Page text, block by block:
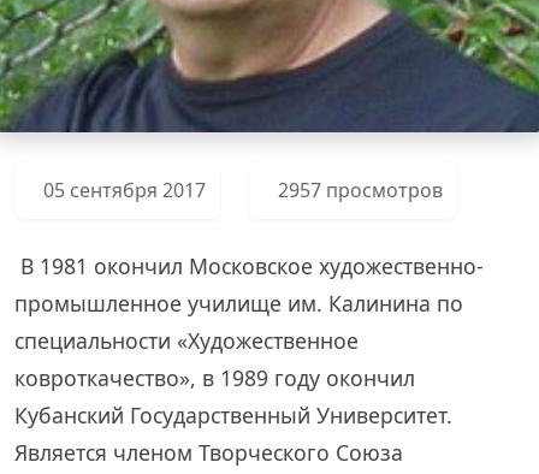
05 сентября 2017 2957 просмотров
В 1981 окончил Московское художественно-
промышленное училище им. Калинина по
специальности «Художественное
ковроткачество», в 1989 году окончил
Кубанский Государственный Университет.
Является членом Творческого Союза